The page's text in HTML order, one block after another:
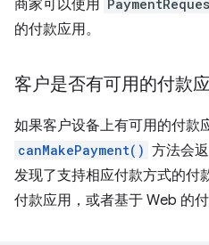
商家可以使用
的付款应用。
客户是否有可用的付款
如果客户设备上有可用的付款
canMakePayment() 方法会
发现了支持相应付款方式的付
付款应用，或者基于 Web 的